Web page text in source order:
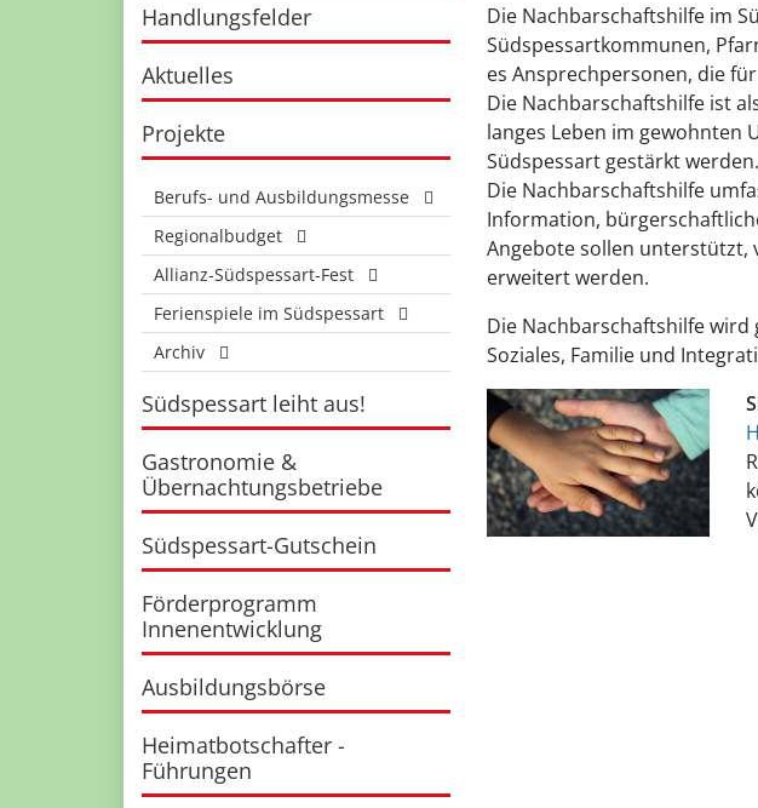
Handlungsfelder
Aktuelles
Projekte
Berufs- und Ausbildungsmesse
Regionalbudget
Allianz-Südspessart-Fest
Ferienspiele im Südspessart
Archiv
Südspessart leiht aus!
Gastronomie &
Übernachtungsbetriebe
Südspessart-Gutschein
Förderprogramm
Innenentwicklung
Ausbildungsbörse
Heimatbotschafter -
Führungen
Die Nachbarschaftshilfe im
Südspessartkommunen,
es Ansprechpersonen, die
Die Nachbarschaftshilfe ist
langes Leben im
Südspessart gestärkt werden.
Die Nachbarschaftshilfe
Information,
Angebote sollen
erweitert werden.
Die Nachbarschaftshilfe
Soziales, Familie und